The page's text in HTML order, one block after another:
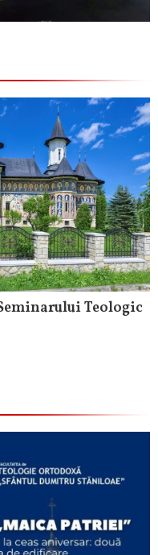
Teologic